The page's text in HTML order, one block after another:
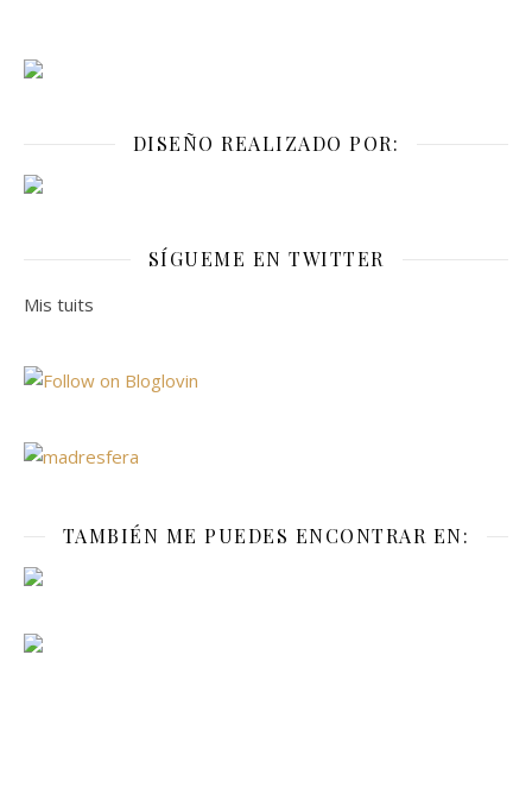
DISEÑO REALIZADO POR:
SÍGUEME EN TWITTER
Mis tuits
TAMBIÉN ME PUEDES ENCONTRAR EN: